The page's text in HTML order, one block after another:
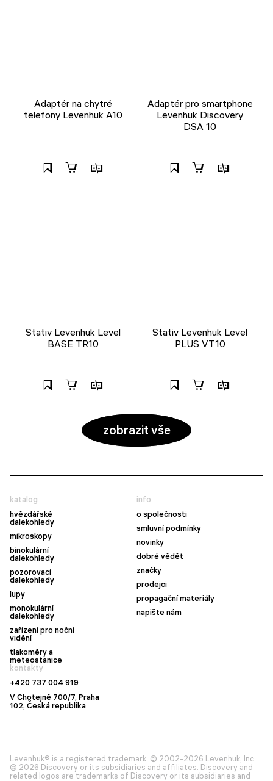
Adaptér na chytré
telefony Levenhuk A10
Adaptér pro smartphone
Levenhuk Discovery
DSA 10
Stativ Levenhuk Level
BASE TR10
Stativ Levenhuk Level
PLUS VT10
zobrazit vše
katalog
hvězdářské
dalekohledy
mikroskopy
binokulární
dalekohledy
pozorovací
dalekohledy
lupy
monokulární
dalekohledy
zařízení pro noční
vidění
tlakoměry a
meteostanice
info
o společnosti
smluvní podmínky
novinky
dobré vědět
značky
prodejci
propagační materiály
napište nám
kontakty
+420 737 004 919
V Chotejně 700/7, Praha
102, Česká republika
Levenhuk® is a registered trademark. © 2002–2026 Levenhuk, Inc.
© 2026 Discovery or its subsidiaries and affiliates. Discovery and
related logos are trademarks of Discovery or its subsidiaries and